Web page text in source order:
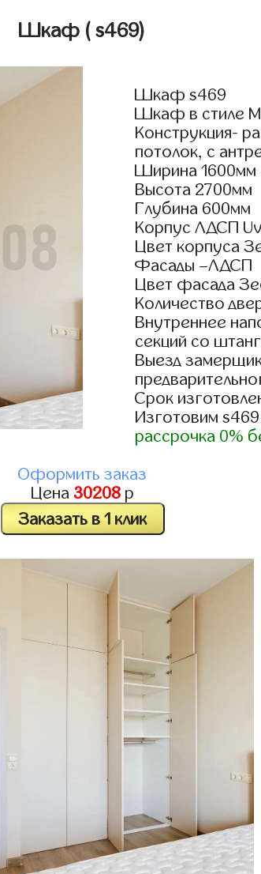
Шкаф ( s469)
Шкаф s469
Шкаф в стиле
Конструкция-
потолок, с
Ширина 1600мм
Высота 2700мм
Глубина 600мм
Корпус ЛДСП
Цвет корпуса
Фасады –ЛДСП
Цвет фасада
Количество
Внутреннее
секций со
Выезд
Срок
Изготовим
рассрочка 0%
Оформить заказ
Цена 30208 р
Заказать в 1 клик